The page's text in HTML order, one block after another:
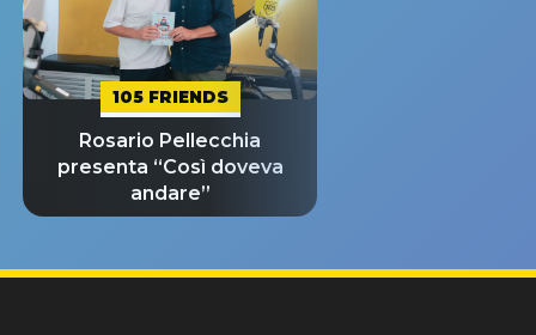
105 FRIENDS
Rosario Pellecchia
presenta “Così doveva
andare”